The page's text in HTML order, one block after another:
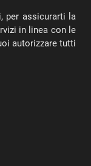
per assicurarti la
in linea con le
autorizzare tutti